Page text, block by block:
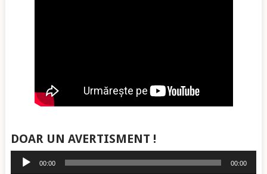
DOAR UN AVERTISMENT !
Player
audio
00:00 00:00